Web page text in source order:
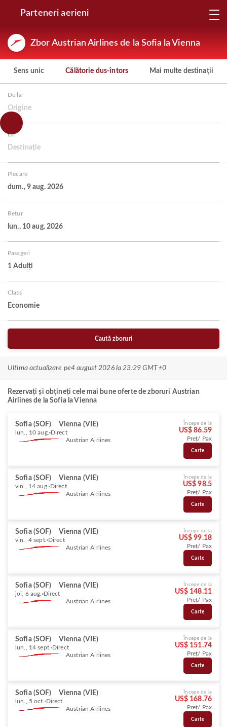
Parteneri aerieni
Zbor Austrian Airlines de la Sofia la Vienna
Sens unic Călătorie dus-întors Mai multe destinații
De la
Origine
La
Destinație
Plecare
dum., 9 aug. 2026
Retur
lun., 10 aug. 2026
Pasageri
1 Adulți
Class
Economie
Caută zboruri
Ultima actualizare pe4 august 2026 la 23:29 GMT+0
Rezervați și obțineți cele mai bune oferte de zboruri Austrian
Airlines de la Sofia la Vienna
Sofia (SOF) Vienna (VIE)
lun., 10 aug. Direct
Austrian Airlines
Începe de la
US$ 86.59
Preț/ Pax
Carte
Sofia (SOF) Vienna (VIE)
vin., 14 aug. Direct
Austrian Airlines
Începe de la
US$ 98.5
Preț/ Pax
Carte
Sofia (SOF) Vienna (VIE)
vin., 4 sept. Direct
Austrian Airlines
Începe de la
US$ 99.18
Preț/ Pax
Carte
Sofia (SOF) Vienna (VIE)
joi, 6 aug. Direct
Austrian Airlines
Începe de la
US$ 148.11
Preț/ Pax
Carte
Sofia (SOF) Vienna (VIE)
lun., 14 sept. Direct
Austrian Airlines
Începe de la
US$ 151.74
Preț/ Pax
Carte
Sofia (SOF) Vienna (VIE)
lun., 5 oct. Direct
Austrian Airlines
Începe de la
US$ 168.76
Preț/ Pax
Carte